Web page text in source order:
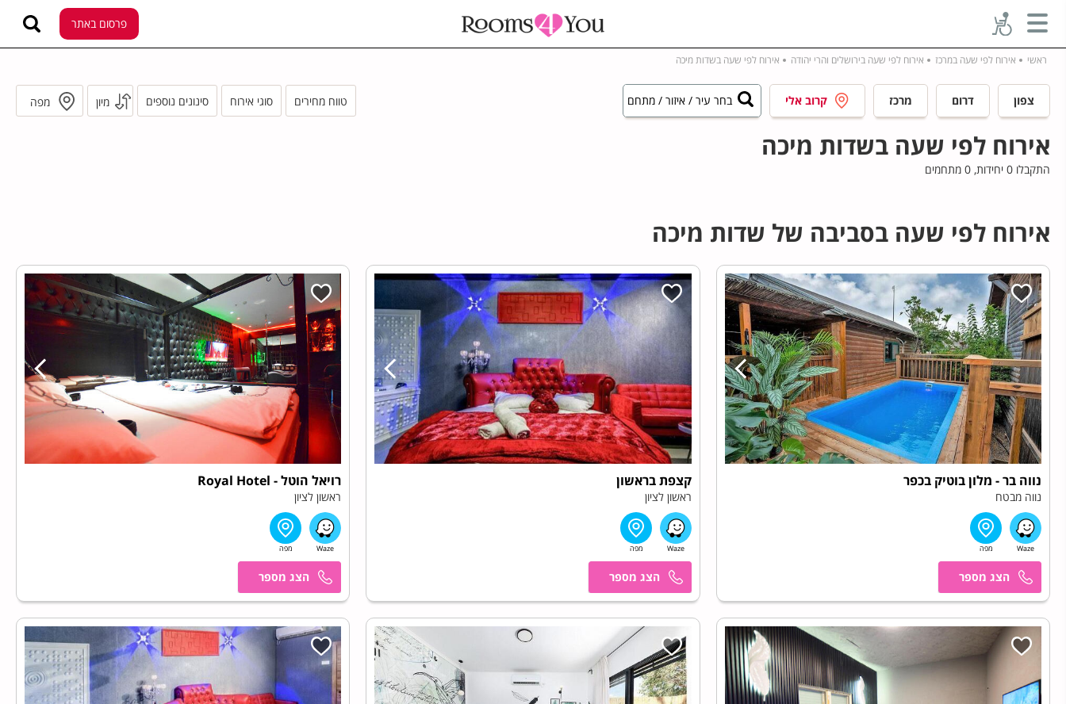
פרסום באתר
ראשי אירוח לפי שעה במרכז אירוח לפי שעה בירושלים והרי יהודה אירוח לפי שעה בשדות מיכה
צפון דרום מרכז קרוב אלי בחר עיר / איזור / מתחם
אירוח לפי שעה בשדות מיכה
התקבלו 0 יחידות, 0 מתחמים
טווח מחירים סוגי אירוח סינונים נוספים מיון מפה
אירוח לפי שעה בסביבה של שדות מיכה
נווה בר - מלון בוטיק בכפר
נווה מבטח
מרכז הזמנות
קצפת בראשון
ראשון לציון
מרכז הזמנות
רויאל הוטל - Royal Hotel
ראשון לציון